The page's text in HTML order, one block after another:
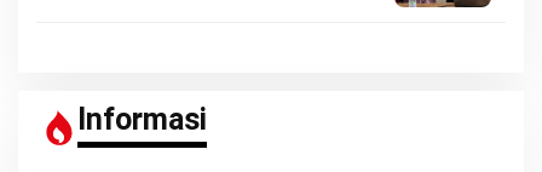
Informasi